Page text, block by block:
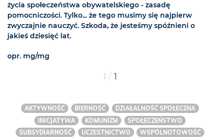
życia społeczeństwa obywatelskiego - zasadę
pomocniczości. Tylko... że tego musimy się najpierw
zwyczajnie nauczyć. Szkoda, że jesteśmy spóźnieni o
jakieś dziesięć lat.
opr. mg/mg
1 / 1
AKTYWNOŚĆ BIERNOŚĆ
DZIAŁALNOŚĆ SPOŁECZNA
INICJATYWA
KOMUNIZM
SPOŁECZEŃSTWO
SUBSYDIARNOŚĆ
UCZESTNICTWO
WSPÓLNOTOWOŚĆ